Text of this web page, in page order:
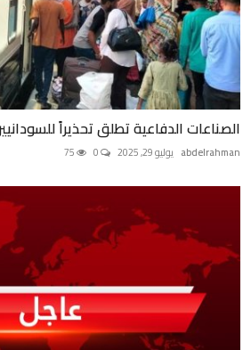
الصناعات الدفاعية تطلق تحذيراً
abdelrahman يوليو 29, 2025